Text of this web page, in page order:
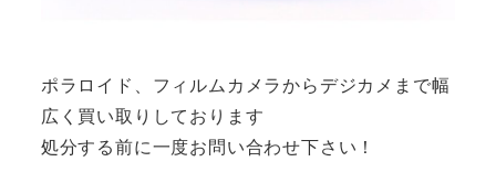
ポラロイド、フィルムカメラからデジカメまで幅
広く買い取りしております
処分する前に一度お問い合わせ下さい！